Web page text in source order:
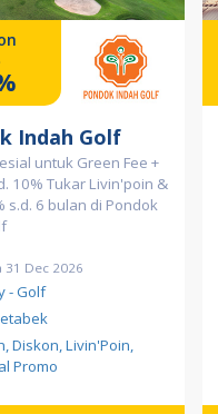
Indah Golf
untuk Green Fee +
10% Tukar Livin'poin &
s.d. 6 bulan di Pondok
31 Dec 2026
- Golf
Diskon, Livin'Poin,
Promo